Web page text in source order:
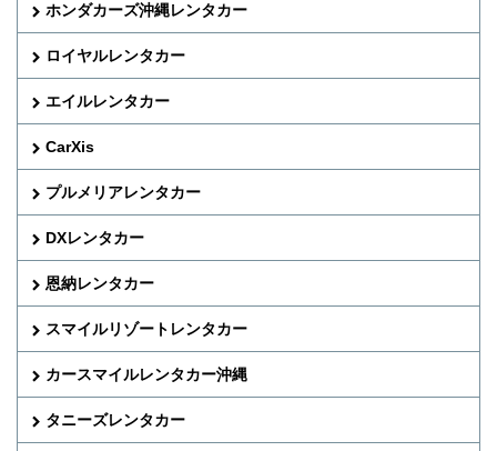
ホンダカーズ沖縄レンタカー
ロイヤルレンタカー
エイルレンタカー
CarXis
プルメリアレンタカー
DXレンタカー
恩納レンタカー
スマイルリゾートレンタカー
カースマイルレンタカー沖縄
タニーズレンタカー